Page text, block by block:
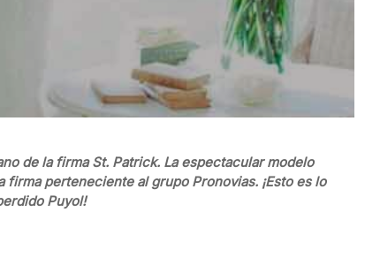
de la firma St. Patrick. La espectacular modelo
perteneciente al grupo Pronovias. ¡Esto es lo
Puyol!